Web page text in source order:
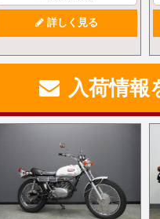
詳しく見る
入荷情報